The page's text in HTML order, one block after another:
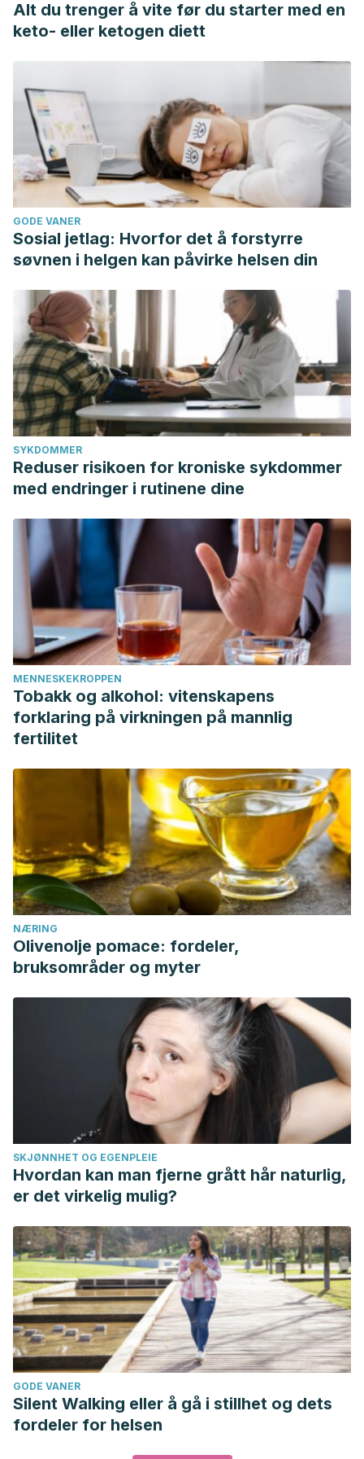
2006-960004
Vinagre de manzana propiedades y usos. (n.d.). Retrieved
Alt du trenger å vite før du starter med en
keto- eller ketogen diett
GODE VANER
Sosial jetlag: Hvorfor det å forstyrre
søvnen i helgen kan påvirke helsen din
SYKDOMMER
Reduser risikoen for kroniske sykdommer
med endringer i rutinene dine
MENNESKEKROPPEN
Tobakk og alkohol: vitenskapens
forklaring på virkningen på mannlig
fertilitet
NÆRING
Olivenolje pomace: fordeler,
bruksområder og myter
SKJØNNHET OG EGENPLEIE
Hvordan kan man fjerne grått hår naturlig,
er det virkelig mulig?
GODE VANER
Silent Walking eller å gå i stillhet og dets
fordeler for helsen